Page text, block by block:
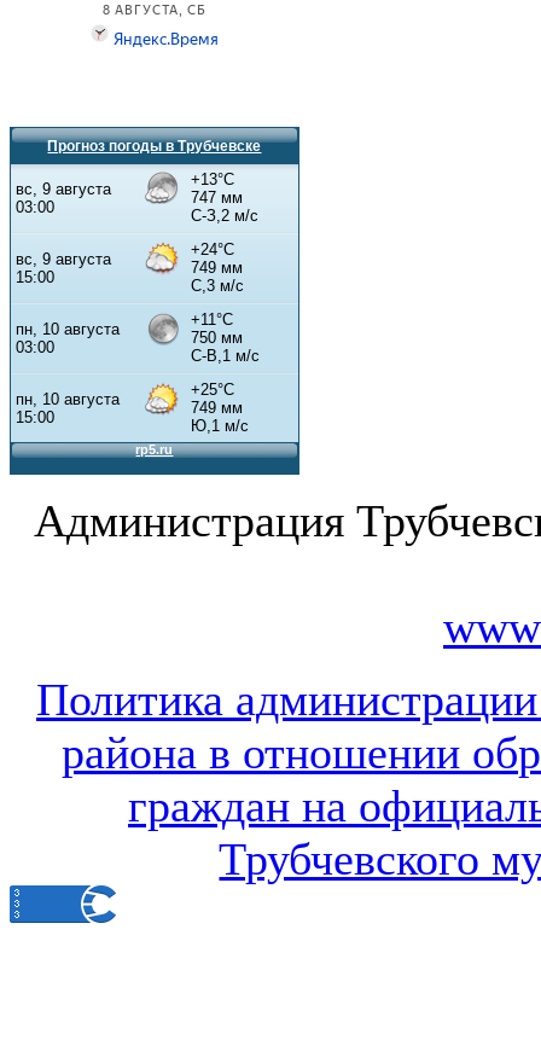
Прогноз погоды в Трубчевске
Администрация
Политика
района в отношении
граждан на
Трубчевского